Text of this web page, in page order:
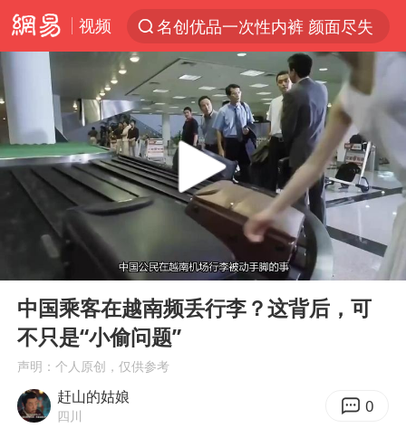
视频
名创优品一次性内裤 颜面尽失
解锁各地夏日限定体验
视频丨中国东方电气集团原党组副书记、董事宋致远被查
四川宜宾市珙县发生3.4级地震
台风白海豚闭眼浙江上海处于危险半圆
白海豚将正面袭击贯穿浙江
香港宏福苑火灾或由烟头引起
中国父女泰国骑摩托车坠崖1死1伤
浙江台州《告全体市民书》
周末打虎 宋致远被查
郑丽文：台湾从来没有“独立”过
Play
00:00
中国乘客在越南频丢行李？这背后，可
不只是“小偷问题”
声明：个人原创，仅供参考
赶山的姑娘
四川 0